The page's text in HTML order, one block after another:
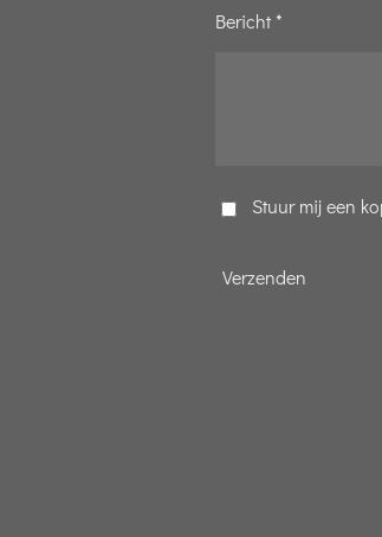
Bericht *
Stuur mij een
Verzenden